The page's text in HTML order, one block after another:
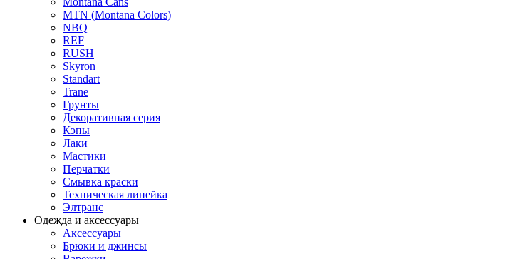
MTN (Montana Colors)
NBQ
REF
RUSH
Skyron
Standart
Trane
Грунты
Декоративная серия
Кэпы
Лаки
Мастики
Перчатки
Смывка краски
Техническая линейка
Элтранс
Одежда и аксессуары
Аксессуары
Брюки и джинсы